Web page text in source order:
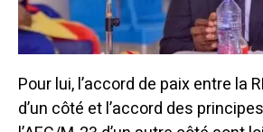
Pour lui, l’accord de paix entre la
d’un côté et l’accord des